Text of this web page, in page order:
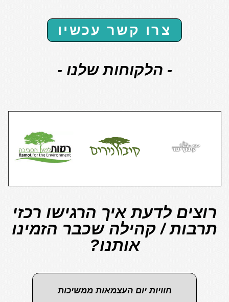
צרו קשר עכשיו
- הלקוחות שלנו-
רוצים לדעת איך הרגישו רכזי
תרבות / קהילה שכבר הזמינו
אותנו?
רציתי להודות מעומק הלב לעידן וצוות